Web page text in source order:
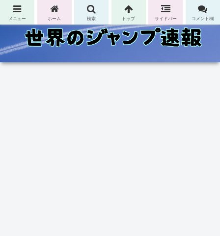
コンテンツへスキップ
メニュー ホーム 検索 トップ サイドバー コメント欄